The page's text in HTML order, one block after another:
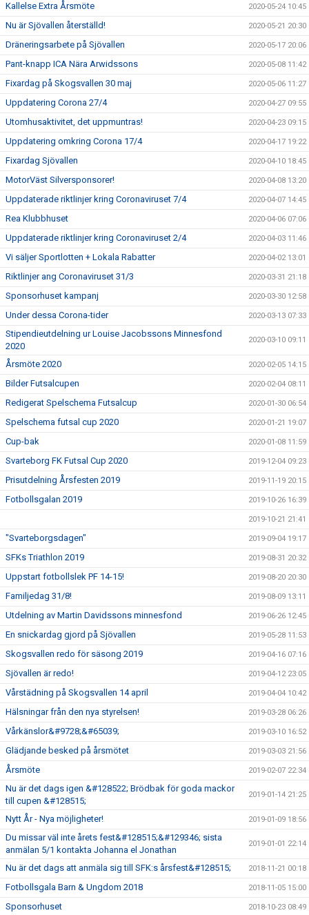
Kallelse Extra Årsmöte 2020-05-24 10:45
Nu är Sjövallen återställd! 2020-05-21 20:30
Dräneringsarbete på Sjövallen 2020-05-17 20:06
Pant-knapp ICA Nära Arwidssons 2020-05-08 11:42
Fixardag på Skogsvallen 30 maj 2020-05-06 11:27
Uppdatering Corona 27/4 2020-04-27 09:55
Utomhusaktivitet, det uppmuntras! 2020-04-23 09:15
Uppdatering omkring Corona 17/4 2020-04-17 19:22
Fixardag Sjövallen 2020-04-10 18:45
MotorVäst Silversponsorer! 2020-04-08 13:20
Uppdaterade riktlinjer kring Coronaviruset 7/4 2020-04-07 14:45
Rea Klubbhuset 2020-04-06 07:06
Uppdaterade riktlinjer kring Coronaviruset 2/4 2020-04-03 11:46
Vi säljer Sportlotten + Lokala Rabatter 2020-04-02 13:01
Riktlinjer ang Coronaviruset 31/3 2020-03-31 21:18
Sponsorhuset kampanj 2020-03-30 12:58
Under dessa Corona-tider 2020-03-13 07:33
Stipendieutdelning ur Louise Jacobssons Minnesfond
2020
2020-03-10 09:11
Årsmöte 2020 2020-02-05 14:15
Bilder Futsalcupen 2020-02-04 08:11
Redigerat Spelschema Futsalcup 2020-01-30 06:54
Spelschema futsal cup 2020 2020-01-21 19:07
Cup-bak 2020-01-08 11:59
Svarteborg FK Futsal Cup 2020 2019-12-04 09:23
Prisutdelning Årsfesten 2019 2019-11-19 20:15
Fotbollsgalan 2019 2019-10-26 16:39
2019-10-21 21:41
"Svarteborgsdagen" 2019-09-04 19:17
SFKs Triathlon 2019 2019-08-31 20:32
Uppstart fotbollslek PF 14-15! 2019-08-20 20:30
Familjedag 31/8! 2019-08-09 13:11
Utdelning av Martin Davidssons minnesfond 2019-06-26 12:45
En snickardag gjord på Sjövallen 2019-05-28 11:53
Skogsvallen redo för säsong 2019 2019-04-16 07:16
Sjövallen är redo! 2019-04-12 23:05
Vårstädning på Skogsvallen 14 april 2019-04-04 10:42
Hälsningar från den nya styrelsen! 2019-03-28 06:26
Vårkänslor&#9728;&#65039; 2019-03-10 16:52
Glädjande besked på årsmötet 2019-03-03 21:56
Årsmöte 2019-02-07 22:34
Nu är det dags igen &#128522; Brödbak för goda mackor
till cupen &#128515;
2019-01-14 21:25
Nytt År - Nya möjligheter! 2019-01-09 18:56
Du missar väl inte årets fest&#128515;&#129346; sista
anmälan 5/1 kontakta Johanna el Jonathan
2019-01-01 22:14
Nu är det dags att anmäla sig till SFK:s årsfest&#128515; 2018-11-21 00:18
Fotbollsgala Barn & Ungdom 2018 2018-11-05 15:00
Sponsorhuset 2018-10-23 08:49